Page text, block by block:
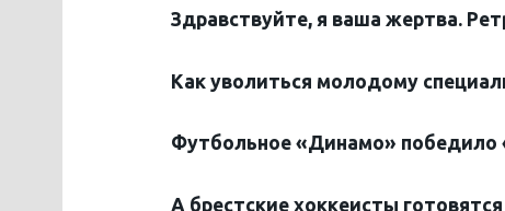
Здравствуйте, я ваша жертва.
Как уволиться молодому
Футбольное «Динамо» победило
А брестские хоккеисты